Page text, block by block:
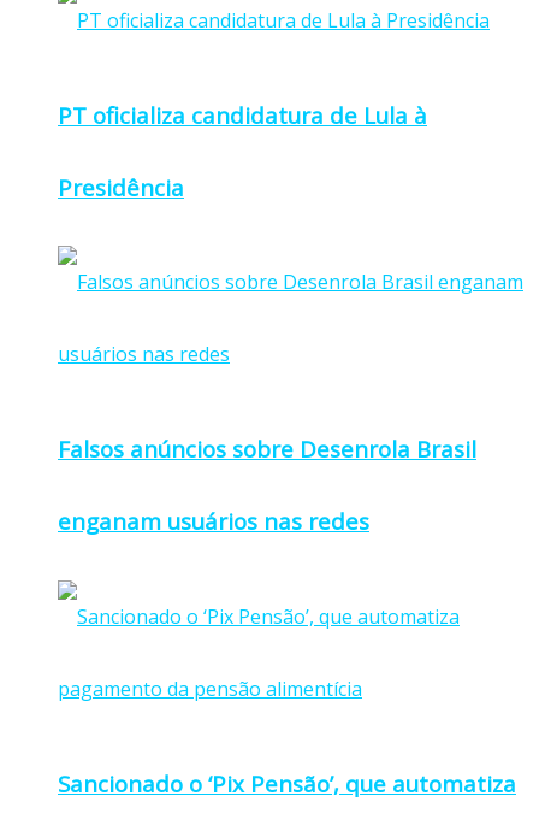
PT oficializa candidatura de Lula à
Presidência
Falsos anúncios sobre Desenrola Brasil
enganam usuários nas redes
Sancionado o ‘Pix Pensão’, que automatiza